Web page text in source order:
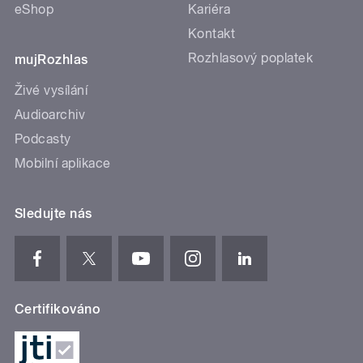
eShop
mujRozhlas
Živé vysílání
Audioarchiv
Podcasty
Mobilní aplikace
Kariéra
Kontakt
Rozhlasový poplatek
Sledujte nás
Certifikováno